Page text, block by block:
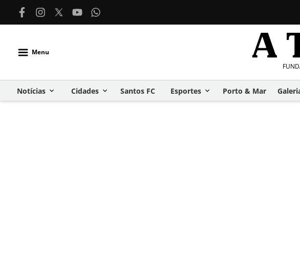
Menu
Notícias Cidades Santos FC Esportes Porto & Mar